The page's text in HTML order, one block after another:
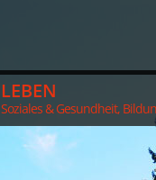
LEBEN
Soziales & Gesundheit,